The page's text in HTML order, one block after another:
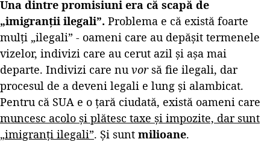
Una dintre promisiuni era că scapă de
„imigranții ilegali”. Problema e că există foarte
mulți „ilegali” - oameni care au depășit termenele
vizelor, indivizi care au cerut azil și așa mai
departe. Indivizi care nu vorsă fie ilegali, dar
procesul de a deveni legali e lung și alambicat.
Pentru că SUA e o țară ciudată, există oameni care
muncesc acolo și plătesc taxe și impozite, dar sunt
„imigranți ilegali”. Și sunt milioane.